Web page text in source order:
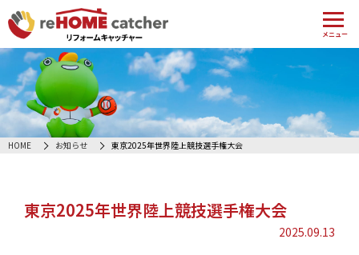
メニュー
HOME お知らせ 東京2025年世界陸上競技選手権大会
東京2025年世界陸上競技選手権大会
2025.09.13